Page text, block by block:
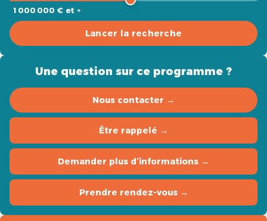
1 000 000 € et +
Lancer la recherche
Une question sur ce programme ?
Nous contacter →
Être rappelé →
Demander plus d’informations →
Prendre rendez-vous →